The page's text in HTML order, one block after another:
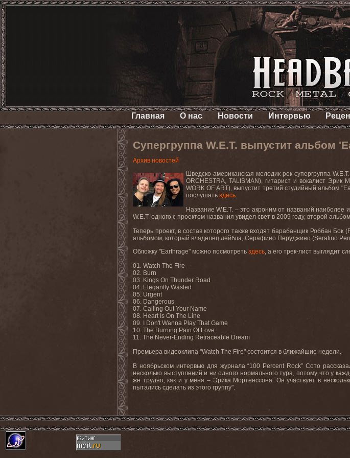
Главная О нас Новости Интервью
Супергруппа W.E.T. выпустит альбом
Архив новостей
Шведско-американская мелодик-рок-супергруппаW.E.T
ORCHESTRA, TALISMAN), гитарист и вокалист Эрик
WORK OF ART), выпустит третий студийный альбом "
послушать здесь.
НазваниеW.E.T. – это акроним от названий наиболее
W.E.T. одного с проектом названия увидел свет в 2009 году, второй
Теперь проект, в состав которого также входят барабанщик Роббан Бок (
альбомом, который владелец лейбла, Серафино Перуджино (Serafino
Обложку "Earthrage" можно посмотреть здесь, а его трек-лист выглядит
01. Watch The Fire
02. Burn
03. Kings On Thunder Road
04. Elegantly Wasted
05. Urgent
06. Dangerous
07. Calling Out Your Name
08. Heart Is On The Line
09. I Don't Wanna Play That Game
10. The Burning Pain Of Love
11. The Never-Ending Retraceable Dream
Премьера видеоклипа "Watch The Fire" состоится в ближайшие недели.
В ноябрьском интервью для журнала “100 Percent Rock” Сото
несколько выступлений и ни одного нормального тура, потому что у
же трудно, как и у меня – Эрика Мортенссона. Он участвует в
пытались сделать из этого группу".